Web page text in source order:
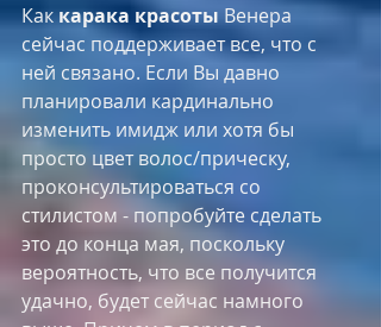
Как карака красоты Венера
сейчас поддерживает все, что с
ней связано. Если Вы давно
планировали кардинально
изменить имидж или хотя бы
просто цвет волос/прическу,
проконсультироваться со
стилистом - попробуйте сделать
это до конца мая, поскольку
вероятность, что все получится
удачно, будет сейчас намного